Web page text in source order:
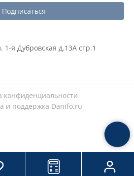
Подписаться
1-я Дубровская д.13А стр.1
конфиденциальности
и поддержка Danifo.ru